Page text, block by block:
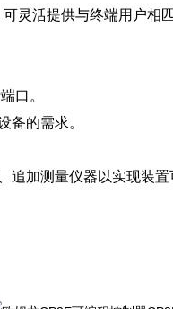
灵活提供与终端用户相
口。
备的需求。
追加测量仪器以实现装